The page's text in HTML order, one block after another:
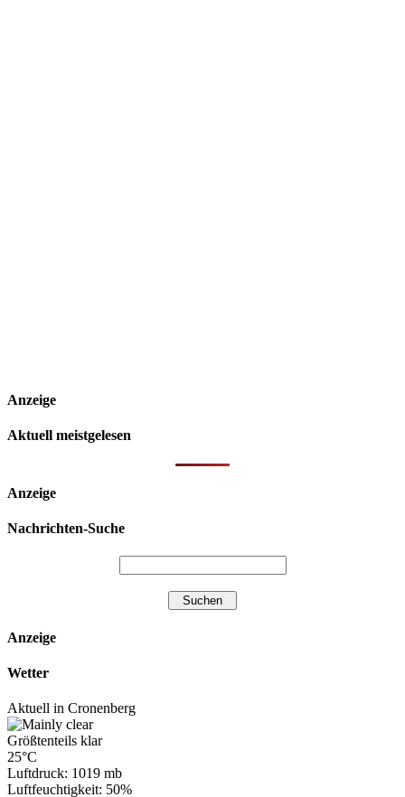
Anzeige
Aktuell meistgelesen
Anzeige
Nachrichten-Suche
Anzeige
Wetter
Aktuell in Cronenberg
Größtenteils klar
25°C
Luftdruck: 1019 mb
Luftfeuchtigkeit: 50%